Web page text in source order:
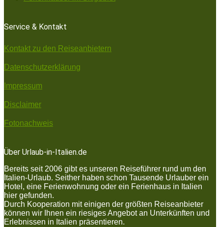
Service & Kontakt
Kontakt zu den Reiseanbietern
Datenschutzerklärung
Impressum
Disclaimer
Fotonachweis
Über Urlaub-in-Italien.de
Bereits seit 2006 gibt es unseren Reiseführer rund um den
Italien-Urlaub. Seither haben schon Tausende Urlauber ein
Hotel, eine Ferienwohnung oder ein Ferienhaus in Italien
hier gefunden.
Durch Kooperation mit einigen der größten Reiseanbieter
können wir Ihnen ein riesiges Angebot an Unterkünften und
Erlebnissen in Italien präsentieren.